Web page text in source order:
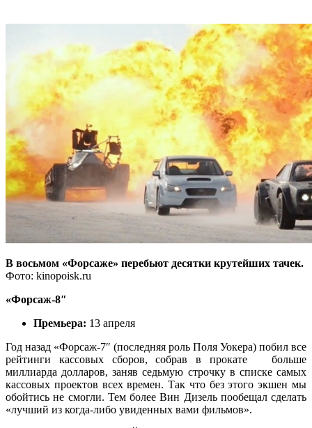
В восьмом «Форсаже» перебьют десятки крутейших тачек.
Фото: kinopoisk.ru
«Форсаж-8″
Премьера: 13 апреля
Год назад «Форсаж-7″ (последняя роль Поля Уокера) побил все
рейтинги кассовых сборов, собрав в прокате больше
миллиарда долларов, заняв седьмую строчку в списке самых
кассовых проектов всех времен. Так что без этого экшен мы
обойтись не смогли. Тем более Вин Дизель пообещал сделать
«лучший из когда-либо увиденных вами фильмов».